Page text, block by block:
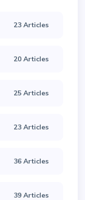
23 Articles
20 Articles
25 Articles
23 Articles
36 Articles
39 Articles